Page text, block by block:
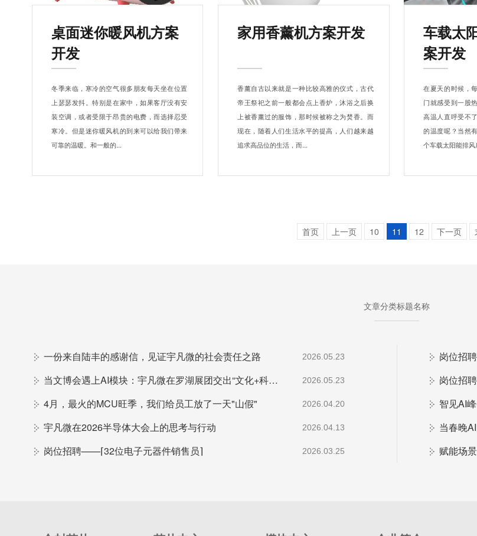
桌面迷你暖风机方案
开发
冬季来临，寒冷的空气很多朋友每天坐在位置
上瑟瑟发抖。特别是在家中，如果客厅没有安
装空调，或者受限于昂贵的电费，而选择忍受
寒冷。但是迷你暖风机的到来可以给我们带来
可靠的温暖。和一般的...
家用香薰机方案开发
香薰自古以来就是一种比较高雅的仪式，古代
帝王祭祀之前一般都会点上香炉，沐浴之后换
上被香薰过的服饰，那时候被称之为焚香。而
现在，随着人们生活水平的提高，人们越来越
追求高品位的生活，而...
车载太
案开发
在夏天的时候，
门就感受到一股
高温人直呼受不
的温度呢？当然
个车载太阳能排风
首页 上一页 10 11 12 下一页
文章分类标题名称
一份来自陆丰的感谢信，见证宇凡微的社会责任之路 2026.05.23
当文博会遇上AI模块：宇凡微在罗湖展团交出“文化+科技”新答卷 2026.05.23
4月，最火的MCU旺季，我们给员工放了一天"山假" 2026.04.20
宇凡微在2026半导体大会上的思考与行动 2026.04.13
岗位招聘——⌈32位电子元器件销售员⌉ 2026.03.25
岗位招
岗位招
当春晚